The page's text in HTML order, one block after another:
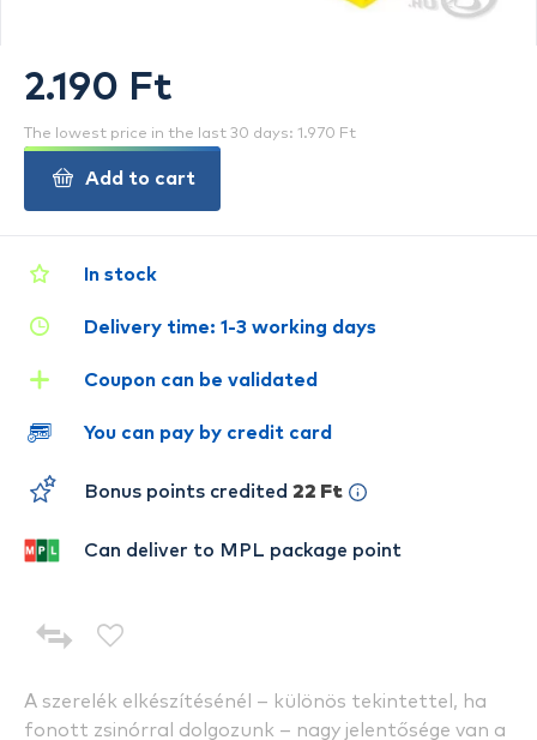
A szerelék elkészítésénél – különös tekintettel, ha
fonott zsinórral dolgozunk – nagy jelentősége van a
In stock
Delivery time: 1-3 working days
Coupon can be validated
You can pay by credit card
Bonus points credited 22 Ft
Can deliver to MPL package point
2.190 Ft
The lowest price in the last 30 days: 1.970 Ft
Add to cart